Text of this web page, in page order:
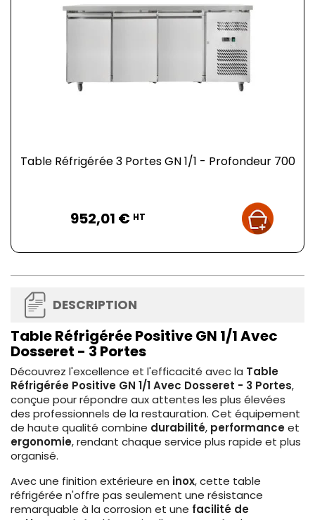
Table Réfrigérée 3 Portes GN 1/1 - Profondeur 700
952,01 € HT
DESCRIPTION
Table Réfrigérée Positive GN 1/1 Avec
Dosseret - 3 Portes
Découvrez l'excellence et l'efficacité avec la Table
Réfrigérée Positive GN 1/1 Avec Dosseret - 3 Portes,
conçue pour répondre aux attentes les plus élevées
des professionnels de la restauration. Cet équipement
de haute qualité combine durabilité, performanceet
ergonomie, rendant chaque service plus rapide et plus
organisé.
Avec une finition extérieure en inox, cette table
réfrigérée n'offre pas seulement une résistance
remarquable à la corrosion et une facilité de